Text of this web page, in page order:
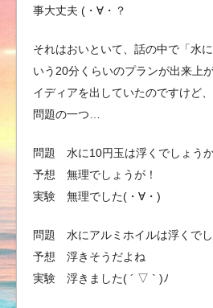
事大丈夫 (・∀・？
それはおいといて、話の中で「水
いう20分くらいのプランが出来上
イディアを出していたのですけど
問題の一つ…
問題 水に10円玉は浮くでしょう
予想 無理でしょうが！
実験 無理でした(・∀・)
問題 水にアルミホイルは浮くでし
予想 浮きそうだよね
実験 浮きました( ´ ▽ ` )ﾉ